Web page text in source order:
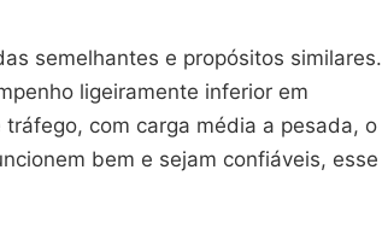
semelhantes e propósitos similares.
ligeiramente inferior em
com carga média a pesada, o
bem e sejam confiáveis, esse